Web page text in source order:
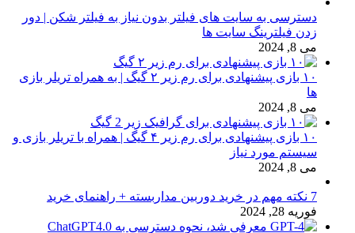
دسترسی به سایت های فیلتر بدون نیاز به فیلتر شکن | دور
زدن فیلترینگ سایت ها
می 8, 2024
۱۰ بازی پیشنهادی برای رم زیر ۲ گیگ | به همراه تریلر بازی
ها
می 8, 2024
۱۰ بازی پیشنهادی برای رم زیر ۴ گیگ | همراه با تریلر بازی و
سیستم مورد نیاز
می 8, 2024
7 نکته مهم در خرید دوربین مداربسته + راهنمای خرید
فوریه 28, 2024